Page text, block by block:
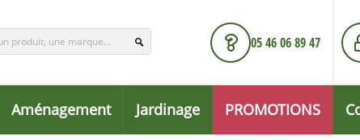
05 46 06 89 47
Aménagement Jardinage PROMOTIONS